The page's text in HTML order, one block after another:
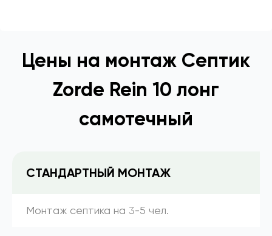
Цены на монтаж Септик
Zorde Rein 10 лонг
самотечный
СТАНДАРТНЫЙ МОНТАЖ
Монтаж септика на 3-5 чел.